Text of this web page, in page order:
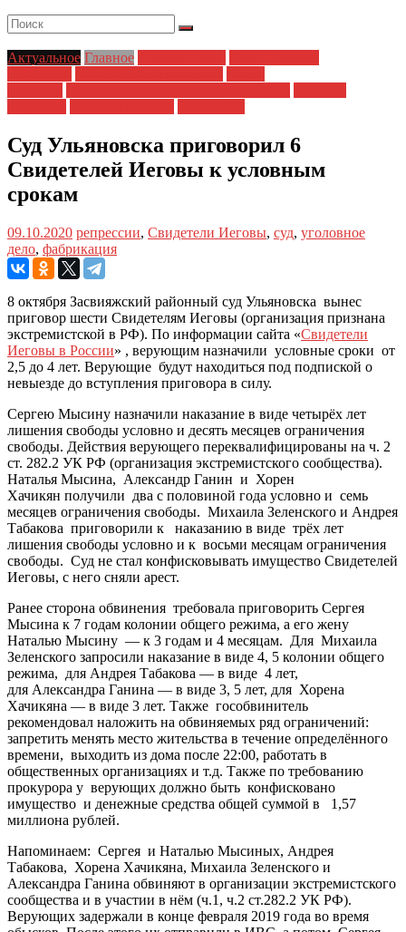
Актуальное Главное
Суд Ульяновска приговорил 6
Свидетелей Иеговы к условным
срокам
09.10.2020 репрессии, Свидетели Иеговы, суд, уголовное
дело, фабрикация
8 октября Засвияжский районный суд Ульяновска вынес
приговор шести Свидетелям Иеговы (организация признана
экстремистской в РФ). По информации сайта «Свидетели
Иеговы в России» , верующим назначили условные сроки от
2,5 до 4 лет. Верующие будут находиться под подпиской о
невыезде до вступления приговора в силу.
Сергею Мысину назначили наказание в виде четырёх лет
лишения свободы условно и десять месяцев ограничения
свободы. Действия верующего переквалифицированы на ч. 2
ст. 282.2 УК РФ (организация экстремистского сообщества).
Наталья Мысина, Александр Ганин и Хорен
Хачикян получили два с половиной года условно и семь
месяцев ограничения свободы. Михаила Зеленского и Андрея
Табакова приговорили к наказанию в виде трёх лет
лишения свободы условно и к восьми месяцам ограничения
свободы. Суд не стал конфисковывать имущество Свидетелей
Иеговы, с него сняли арест.
Ранее сторона обвинения требовала приговорить Сергея
Мысина к 7 годам колонии общего режима, а его жену
Наталью Мысину — к 3 годам и 4 месяцам. Для Михаила
Зеленского запросили наказание в виде 4, 5 колонии общего
режима, для Андрея Табакова — в виде 4 лет,
для Александра Ганина — в виде 3, 5 лет, для Хорена
Хачикяна — в виде 3 лет. Также гособвинитель
рекомендовал наложить на обвиняемых ряд ограничений:
запретить менять место жительства в течение определённого
времени, выходить из дома после 22:00, работать в
общественных организациях и т.д. Также по требованию
прокурора у верующих должно быть конфисковано
имущество и денежные средства общей суммой в 1,57
миллиона рублей.
Напоминаем: Сергея и Наталью Мысиных, Андрея
Табакова, Хорена Хачикяна, Михаила Зеленского и
Александра Ганина обвиняют в организации экстремистского
сообщества и в участии в нём (ч.1, ч.2 ст.282.2 УК РФ).
Верующих задержали в конце февраля 2019 года во время